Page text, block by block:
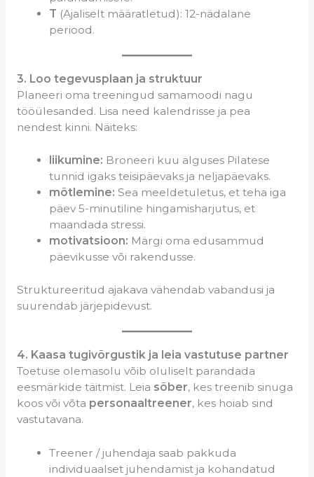
T (Ajaliselt määratletud): 12-nädalane
periood.
3. Loo tegevusplaan ja struktuur
Planeeri oma treeningud samamoodi nagu
tööülesanded. Lisa need kalendrisse ja pea
nendest kinni. Näiteks:
iikumine: Broneeri kuu alguses Pilatese
tunnid igaks teisipäevaks ja neljapäevaks.
mõtlemine: Sea meeldetuletus, et teha iga
päev 5-minutiline hingamisharjutus, et
maandada stressi.
motivatsioon: Märgi oma edusammud
päevikusse või rakendusse.
Struktureeritud ajakava vähendab vabandusi ja
suurendab järjepidevust.
4. Kaasa tugivõrgustik ja leia vastutuse partner
Toetuse olemasolu võib oluliselt parandada
eesmärkide täitmist. Leia sõber, kes treenib sinuga
koos või võta personaaltreener, kes hoiab sind
vastutavana.
Treener / juhendaja saab pakkuda
individuaalset juhendamist ja kohandatud